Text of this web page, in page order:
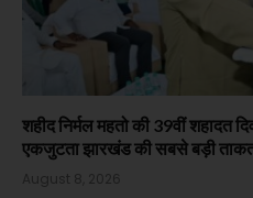
शहीद निर्मल महतो की 39वीं शहादत
एकजुटता झारखंड की सबसे बड़ी
August 8, 2026